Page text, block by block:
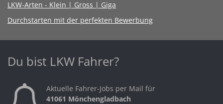
LKW-Arten - Klein | Gross | Giga
Durchstarten mit der perfekten Bewerbung
Du bist LKW Fahrer?
Aktuelle Fahrer-Jobs per Mail für
41061 Mönchengladbach